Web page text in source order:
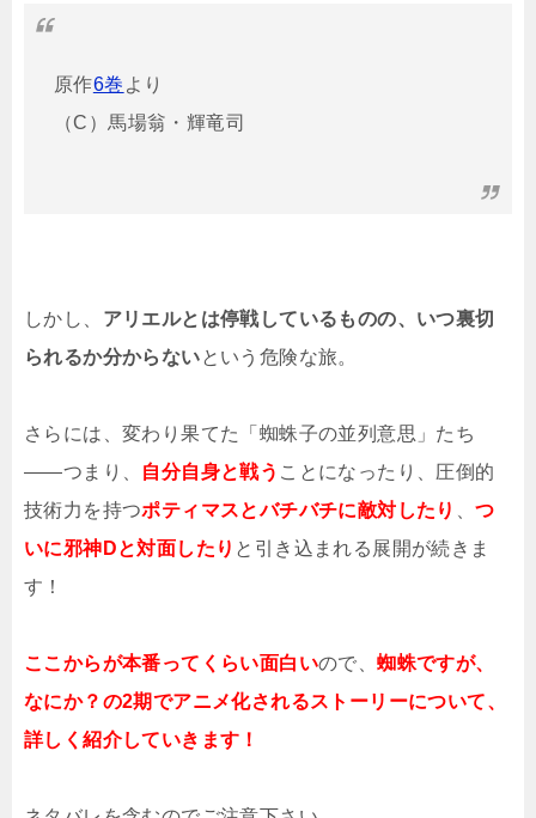
原作6巻 より
（C）馬場翁・輝竜司
しかし、 アリエルとは停戦しているものの、いつ裏切
られるか分からないという危険な旅。
さらには、変わり果てた「蜘蛛子の並列意思」たち
――つまり、 自分自身と戦う ことになったり、圧倒的
技術力を持つポティマスとバチバチに敵対したり 、つ
いに邪神Dと対面したり と引き込まれる展開が続きま
す！
ここからが本番ってくらい面白いので、蜘蛛ですが、
なにか？の2期でアニメ化されるストーリーについて、
詳しく紹介していきます！